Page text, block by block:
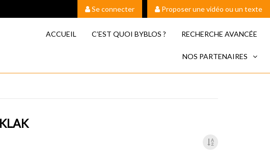
Se connecter Proposer une vidéo ou un texte
ACCUEIL C’EST QUOI BYBLOS ? RECHERCHE AVANCÉE
NOS PARTENAIRES